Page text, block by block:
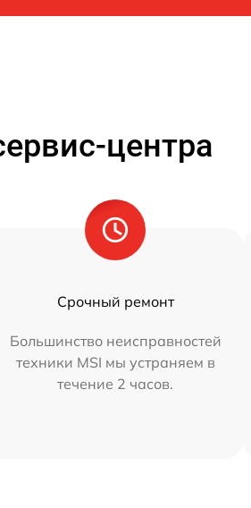
центра
Срочный ремонт
Большинство неисправностей
техники MSI мы устраняем в
течение 2 часов.